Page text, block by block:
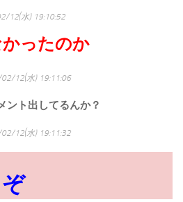
12(水) 19:10:52
ったのか
02/12(水) 19:11:06
ント出してるんか？
02/12(水) 19:11:32